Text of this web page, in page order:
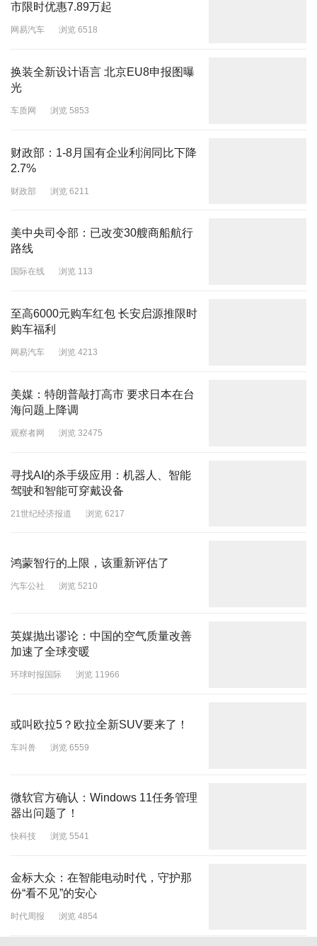
市限时优惠7.89万起
网易汽车 浏览 6518
换装全新设计语言 北京EU8申报图曝
光
车质网 浏览 5853
财政部：1-8月国有企业利润同比下降
2.7%
财政部 浏览 6211
美中央司令部：已改变30艘商船航行
路线
国际在线 浏览 113
至高6000元购车红包 长安启源推限时
购车福利
网易汽车 浏览 4213
美媒：特朗普敲打高市 要求日本在台
海问题上降调
观察者网 浏览 32475
寻找AI的杀手级应用：机器人、智能
驾驶和智能可穿戴设备
21世纪经济报道 浏览 6217
鸿蒙智行的上限，该重新评估了
汽车公社 浏览 5210
英媒抛出谬论：中国的空气质量改善
加速了全球变暖
环球时报国际 浏览 11966
或叫欧拉5？欧拉全新SUV要来了！
车叫兽 浏览 6559
微软官方确认：Windows 11任务管理
器出问题了！
快科技 浏览 5541
金标大众：在智能电动时代，守护那
份“看不见”的安心
时代周报 浏览 4854